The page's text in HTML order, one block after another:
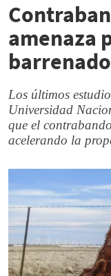
amenaza
Los últimos
Universidad
que el
acelerando la